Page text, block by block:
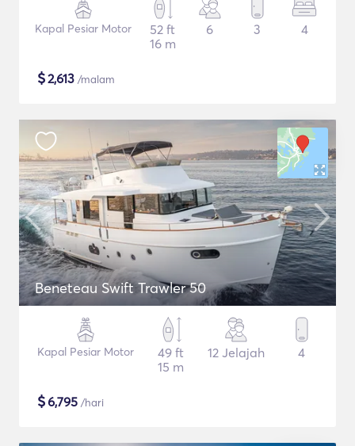
Kapal Pesiar Motor
52 ft
16 m
6 3 4
$2,613 /malam
Beneteau Swift Trawler 50
Kapal Pesiar Motor
49 ft
15 m
12 Jelajah 4
$6,795 /hari